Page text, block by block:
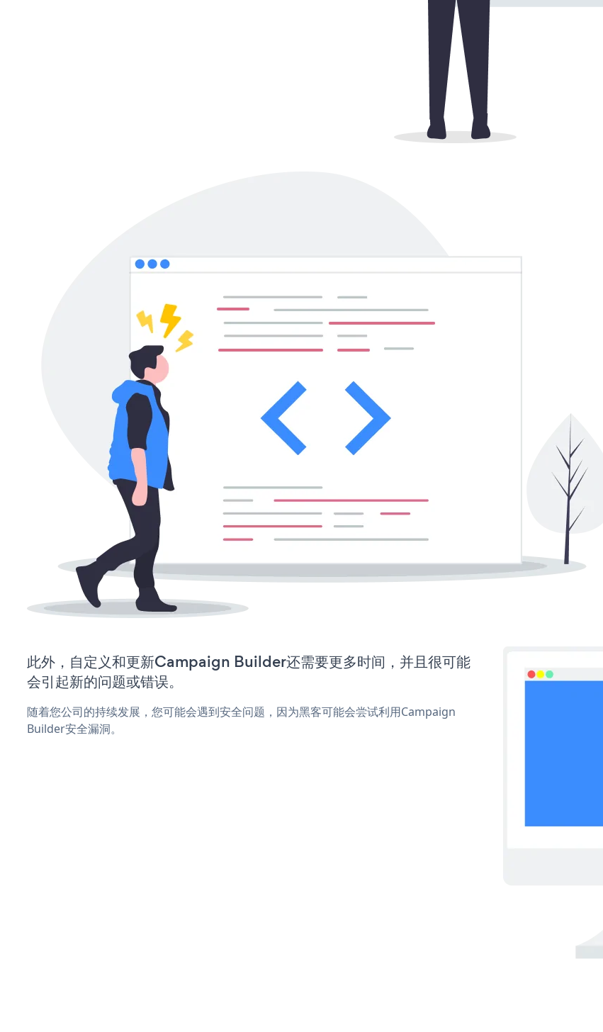
此外，自定义和更新Campaign Builder还需要更多时间，并且很可能
会引起新的问题或错误。
随着您公司的持续发展，您可能会遇到安全问题，因为黑客可能会尝试利用Campaign
Builder安全漏洞。